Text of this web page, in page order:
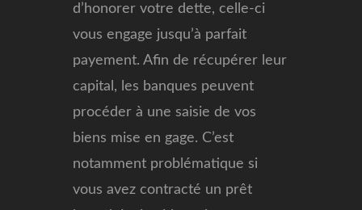
d’honorer votre dette, celle-ci
vous engage jusqu’à parfait
payement. Afin de récupérer leur
capital, les banques peuvent
procéder à une saisie de vos
biens mise en gage. C’est
notamment problématique si
vous avez contracté un prêt